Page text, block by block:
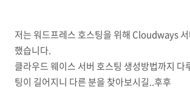
저는 워드프레스 호스팅을 위해 Cloudways
했습니다.
클라우드 웨이스 서버 호스팅 생성방법까지 다
팅이 길어지니 다른 분을 찾아보시길..후후